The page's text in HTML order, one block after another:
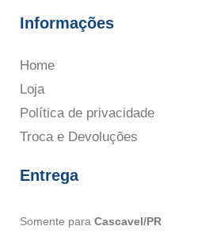
Informações
Home
Loja
Política de privacidade
Troca e Devoluções
Entrega
Somente para Cascavel/PR